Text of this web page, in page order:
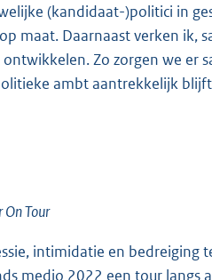
(kandidaat-)politici in
maat. Daarnaast verken ik,
Zo zorgen we er
ambt aantrekkelijk
On Tour
intimidatie en bedreiging
medio 2022 een tour langs